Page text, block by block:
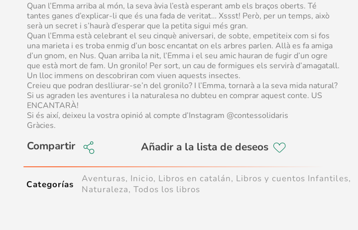
Quan l’Emma arriba al món, la seva àvia l’està esperant amb els braços oberts. Té
tantes ganes d’explicar-li que és una fada de veritat… Xssst! Però, per un temps, això
serà un secret i s’haurà d’esperar que la petita sigui més gran.
Quan l’Emma està celebrant el seu cinquè aniversari, de sobte, empetiteix com si fos
una marieta i es troba enmig d’un bosc encantat on els arbres parlen. Allà es fa amiga
d’un gnom, en Nus. Quan arriba la nit, l’Emma i el seu amic hauran de fugir d’un ogre
que està mort de fam. Un gronilo! Per sort, un cau de formigues els servirà d’amagatall.
Un lloc immens on descobriran com viuen aquests insectes.
Creieu que podran deslliurar-se’n del gronilo? I l’Emma, tornarà a la seva mida natural?
Si us agraden les aventures i la naturalesa no dubteu en comprar aquest conte. US
ENCANTARÀ!
Si és així, deixeu la vostra opinió al compte d’Instagram @contessolidaris
Gràcies.
Compartir
Categorías Aventuras, Inicio, Libros en catalán, Libros y cuentos Infantiles,
Naturaleza,Todos los libros